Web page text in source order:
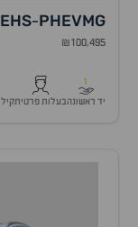
MG
EHS-PHEV
₪100,495
1
יד ראשונהבעלות פרטית